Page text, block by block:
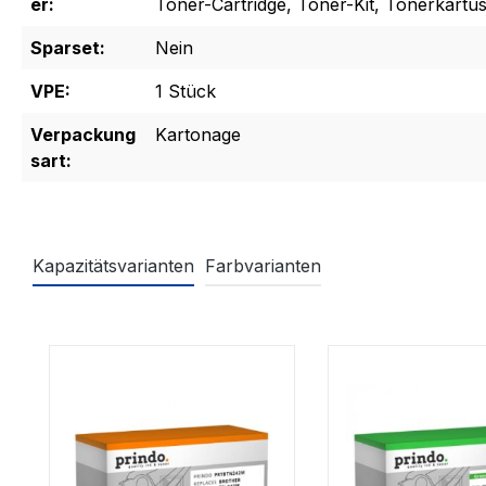
er:
Toner-Cartridge, Toner-Kit,
Sparset:
Nein
VPE:
1 Stück
Verpackung
sart:
Kartonage
Kapazitätsvarianten Farbvarianten